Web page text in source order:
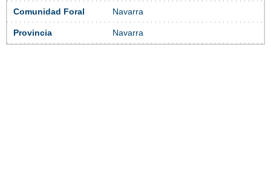
Comunidad Foral Navarra
Provincia Navarra